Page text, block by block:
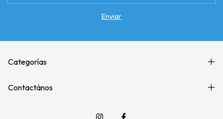
Categorías
Contactános